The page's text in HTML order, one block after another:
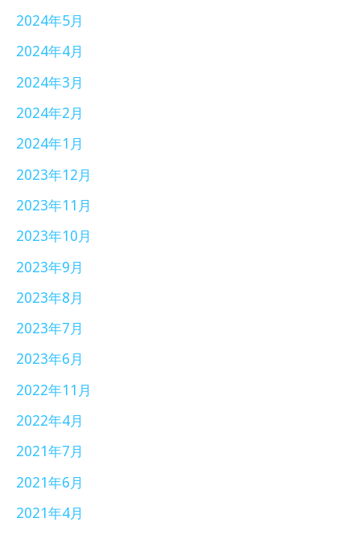
2024年5月
2024年4月
2024年3月
2024年2月
2024年1月
2023年12月
2023年11月
2023年10月
2023年9月
2023年8月
2023年7月
2023年6月
2022年11月
2022年4月
2021年7月
2021年6月
2021年4月